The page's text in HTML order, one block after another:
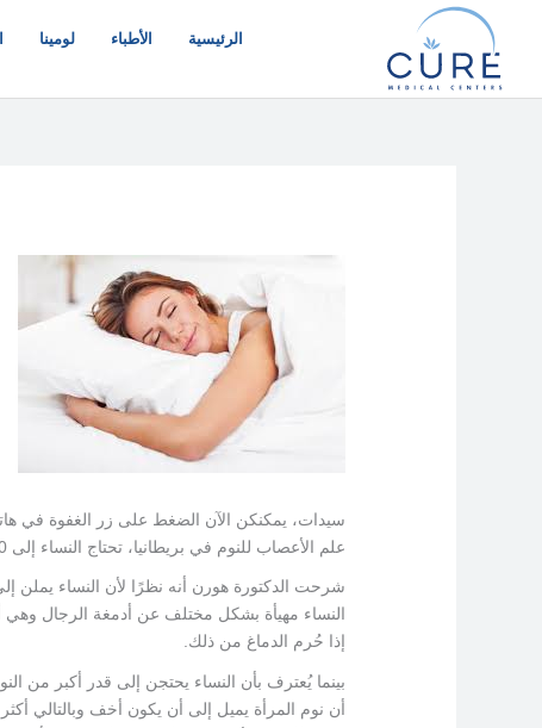
المحتوى
الرئيسية الأطباء لومينا
سيدات، يمكنكن الآن الضغط على زر الغفوة في
علم الأعصاب للنوم في بريطانيا، تحتاج النساء إلى 20 دقيقة نوم إضافية تقريبًا مقارنة بالرجال.
شرحت الدكتورة هورن أنه نظرًا لأن النساء يملن
النساء مهيأة بشكل مختلف عن أدمغة الرجال وهي
إذا حُرم الدماغ من ذلك.
بينما يُعترف بأن النساء يحتجن إلى قدر أكبر من
أن نوم المرأة يميل إلى أن يكون أخف وبالتالي